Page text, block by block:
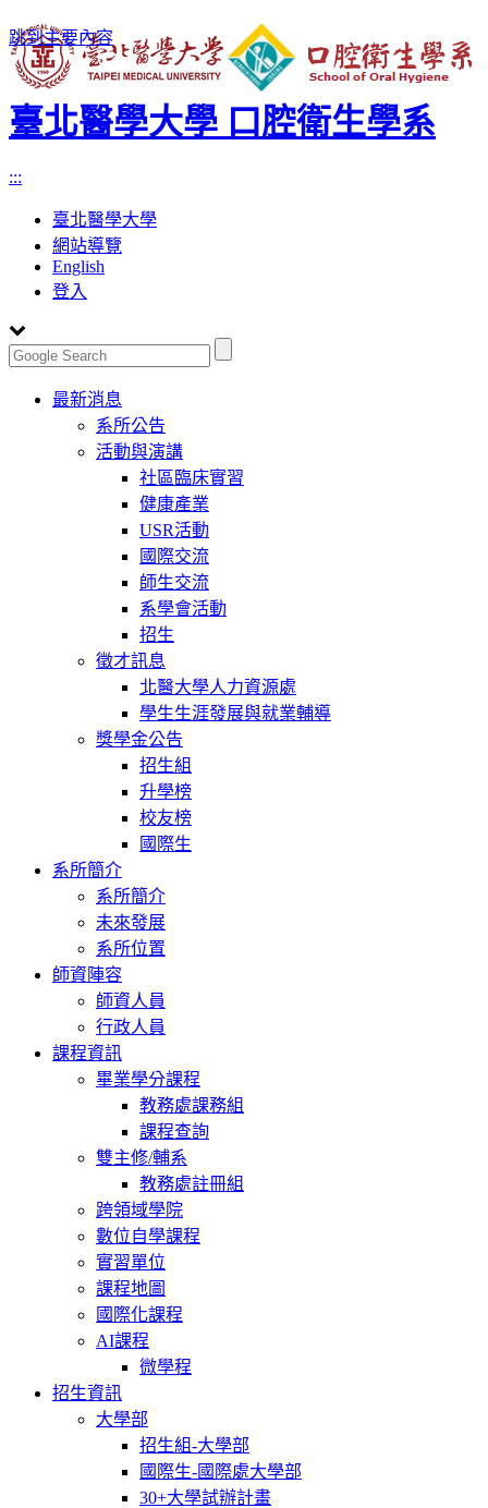
跳到主要內容
臺北醫學大學 口腔衛生學系
:::
臺北醫學大學
網站導覽
English
登入
Toggle
navigation
最新消息
系所公告
活動與演講
社區臨床實習
健康產業
USR活動
國際交流
師生交流
系學會活動
招生
徵才訊息
北醫大學人力資源處
學生生涯發展與就業輔導
獎學金公告
招生組
升學榜
校友榜
國際生
系所簡介
系所簡介
未來發展
系所位置
師資陣容
師資人員
行政人員
課程資訊
畢業學分課程
教務處課務組
課程查詢
雙主修/輔系
教務處註冊組
跨領域學院
數位自學課程
實習單位
課程地圖
國際化課程
AI課程
微學程
招生資訊
大學部
招生組-大學部
國際生-國際處大學部
30+大學試辦計畫